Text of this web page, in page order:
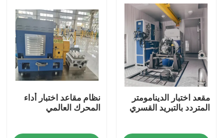
المنزل
مقعد اختبار الدينامومتر
المتردد بالتبريد القسري
نظام مقاعد اختبار أداء
المحرك العالمي